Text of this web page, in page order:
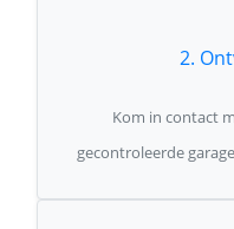
2.
Kom in contact
gecontroleerde